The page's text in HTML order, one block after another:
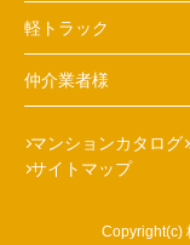
軽トラック
仲介業者様
マンションカタログ
サイトマップ
Copyright(c)